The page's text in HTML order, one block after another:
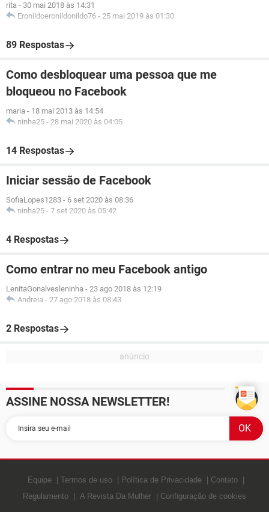
rita - 30 mai 2018 às 14:31
Eronildoeronildonildo76 - 25 mai 2019 às 01:30
89 Respostas
Como desbloquear uma pessoa que me
bloqueou no Facebook
maria - 18 mai 2013 às 14:54
ninha25 - 28 mai 2020 às 04:05
14 Respostas
Iniciar sessão de Facebook
SofiaLopes1283 - 6 set 2020 às 08:36
ninha25 - 7 set 2020 às 05:42
4 Respostas
Como entrar no meu Facebook antigo
LenitaGonalvesleninha - 23 ago 2018 às 12:19
Andreia - 27 ago 2018 às 08:43
2 Respostas
ASSINE NOSSA NEWSLETTER!
Equipe Termos de uso Política de Privacidade
Contato
Regulamento
A Revista Da Mulher Configuração de cookies